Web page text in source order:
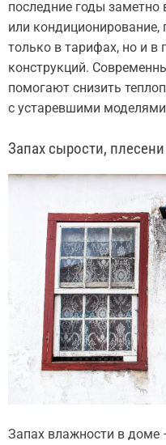
последние годы заметно
или
только в тарифах, но и в
конструкций.
помогают снизить
с устаревшими
Запах сырости, плесени
Запах влажности в доме